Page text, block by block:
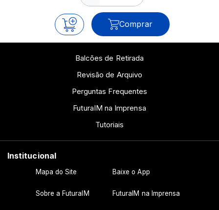
Comprar
Balcões de Retirada
Revisão de Arquivo
Perguntas Frequentes
FuturaIM na Imprensa
Tutoriais
Institucional
Mapa do Site Baixe o App
Sobre a FuturaIM FuturaIM na Imprensa